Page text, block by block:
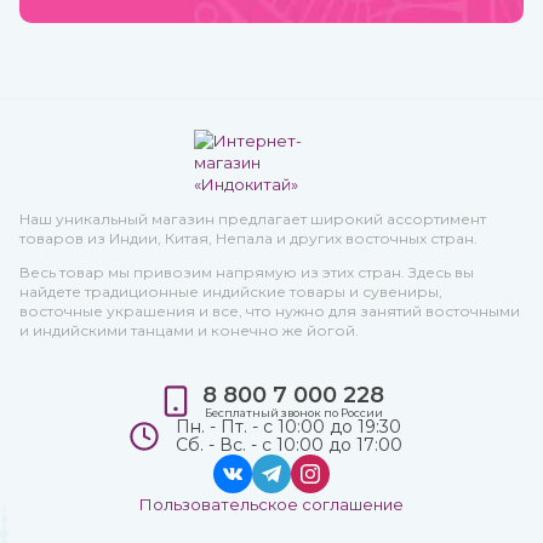
Наш уникальный магазин предлагает широкий ассортимент
товаров из Индии, Китая, Непала и других восточных стран.
Весь товар мы привозим напрямую из этих стран. Здесь вы
найдете традиционные индийские товары и сувениры,
восточные украшения и все, что нужно для занятий восточными
и индийскими танцами и конечно же йогой.
8 800 7 000 228
Бесплатный звонок по России
Пн. - Пт. - с 10:00 до 19:30
Сб. - Вс. - с 10:00 до 17:00
Пользовательское соглашение